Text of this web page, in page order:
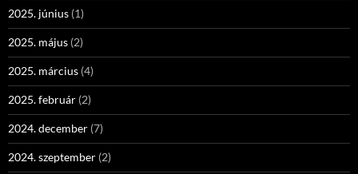
2025. június (1)
2025. május (2)
2025. március (4)
2025. február (2)
2024. december (7)
2024. szeptember (2)